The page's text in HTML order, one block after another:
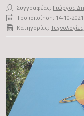
Συγγραφέας: Γιώργος
Τροποποίηση: 14-10-2021
Κατηγορίες:Τεχνολογίες